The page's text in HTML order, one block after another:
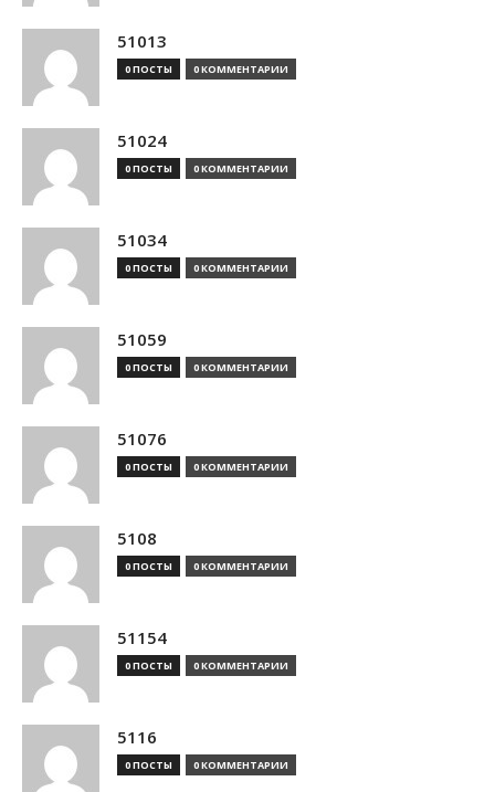
51013
0 ПОСТЫ 0 КОММЕНТАРИИ
51024
0 ПОСТЫ 0 КОММЕНТАРИИ
51034
0 ПОСТЫ 0 КОММЕНТАРИИ
51059
0 ПОСТЫ 0 КОММЕНТАРИИ
51076
0 ПОСТЫ 0 КОММЕНТАРИИ
5108
0 ПОСТЫ 0 КОММЕНТАРИИ
51154
0 ПОСТЫ 0 КОММЕНТАРИИ
5116
0 ПОСТЫ 0 КОММЕНТАРИИ